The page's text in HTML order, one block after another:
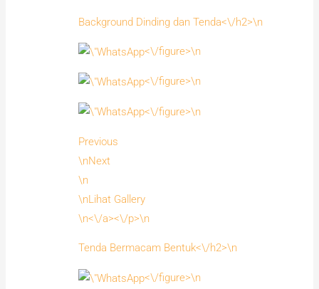
Background Dinding dan Tenda<\/h2>\n
<\/figure>\n
<\/figure>\n
<\/figure>\n
Previous
\nNext
\n
\nLihat Gallery
\n<\/a><\/p>\n
Tenda Bermacam Bentuk<\/h2>\n
<\/figure>\n